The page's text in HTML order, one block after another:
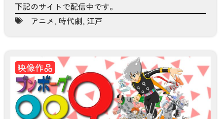
下記のサイトで配信中です。
アニメ, 時代劇, 江戸
映像作品